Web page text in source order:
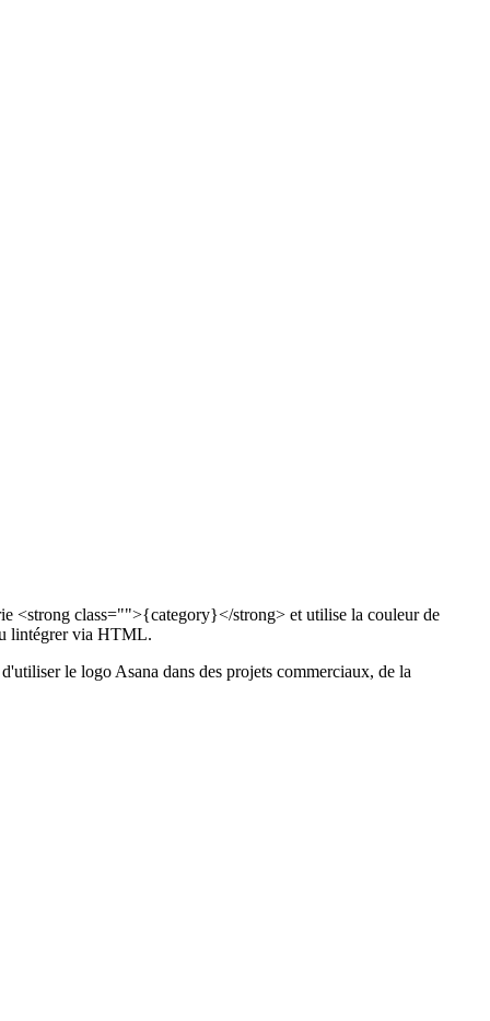
<strong class="">{category}</strong> et utilise la couleur de
lintégrer via HTML.
le logo Asana dans des projets commerciaux, de la